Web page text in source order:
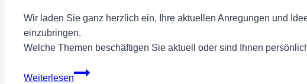
Wir laden Sie ganz herzlich ein, Ihre aktuellen Anregungen und
einzubringen.
Welche Themen beschäftigen Sie aktuell oder sind Ihnen
Weiterlesen
Bürgerumfrage